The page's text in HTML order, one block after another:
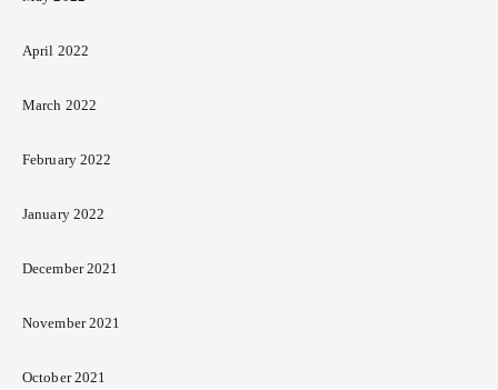
April 2022
March 2022
February 2022
January 2022
December 2021
November 2021
October 2021